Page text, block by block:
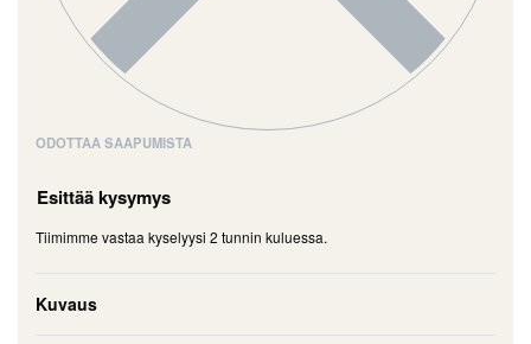
ODOTTAA SAAPUMISTA
Esittää kysymys
Tiimimme vastaa kyselyysi 2 tunnin kuluessa.
Kuvaus